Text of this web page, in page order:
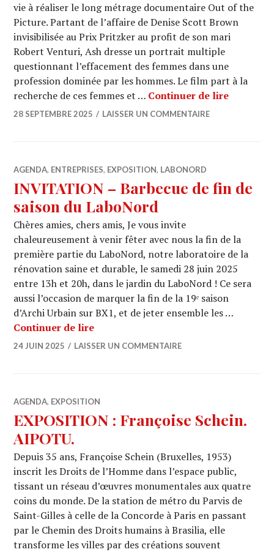
vie à réaliser le long métrage documentaire Out of the
Picture. Partant de l’affaire de Denise Scott Brown
invisibilisée au Prix Pritzker au profit de son mari
Robert Venturi, Ash dresse un portrait multiple
questionnant l’effacement des femmes dans une
profession dominée par les hommes. Le film part à la
recherche de ces femmes et … Continuer de lireOUT OF
28 SEPTEMBRE 2025 LAISSER UN COMMENTAIRE
AGENDA, ENTREPRISES, EXPOSITION, LABONORD
INVITATION – Barbecue de fin de
saison du LaboNord
Chères amies, chers amis, Je vous invite
chaleureusement à venir fêter avec nous la fin de la
première partie du LaboNord, notre laboratoire de la
rénovation saine et durable, le samedi 28 juin 2025
entre 13h et 20h, dans le jardin du LaboNord ! Ce sera
aussi l’occasion de marquer la fin de la 19ᵉ saison
d’Archi Urbain sur BX1, et de jeter ensemble les …
Continuer de lireINVITATION – Barbecue de fin de
24 JUIN 2025 LAISSER UN COMMENTAIRE
AGENDA, EXPOSITION
EXPOSITION : Françoise Schein.
AIPOTU.
Depuis 35 ans, Françoise Schein (Bruxelles, 1953)
inscrit les Droits de l’Homme dans l’espace public,
tissant un réseau d’œuvres monumentales aux quatre
coins du monde. De la station de métro du Parvis de
Saint-Gilles à celle de la Concorde à Paris en passant
par le Chemin des Droits humains à Brasilia, elle
transforme les villes par des créations souvent